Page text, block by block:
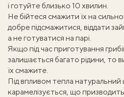
і готуйте близько 10 хвилин.
Не бійтеся смажити їх на
добре підсмажитися, віддати
а не готуватися на парі.
Якщо під час приготування
залишається багато рідини, то
їх смажите.
Під впливом тепла натуральний
карамелізується, що